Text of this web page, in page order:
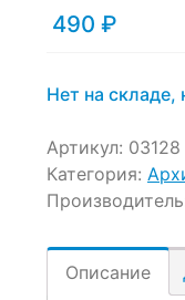
490 ₽
Нет на складе,
Артикул: 03128
Категория:
Описание